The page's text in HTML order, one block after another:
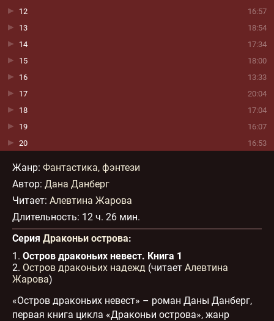
16:57
12
18:54
13
17:34
14
18:00
15
13:33
16
20:04
17
17:04
18
16:07
19
16:53
20
26
27
28
15:17
Жанр: Фантастика, фэнтези
Автор: Дана Данберг
Читает: Алевтина Жарова
Длительность: 12 ч. 26 мин.
Серия Драконьи острова:
1. Остров драконьих невест. Книга 1
2. Остров драконьих надежд (читает Алевтина
Жарова)
«Остров драконьих невест» – роман Даны Данберг,
первая книга цикла «Драконьи острова», жанр